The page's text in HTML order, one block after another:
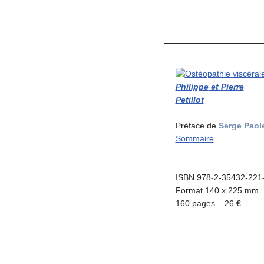
Philippeet Pierre
Petillot
Préface de Serge
Sommaire
ISBN 978-2-35432-
Format 140 x 225 mm
160 pages – 26 €